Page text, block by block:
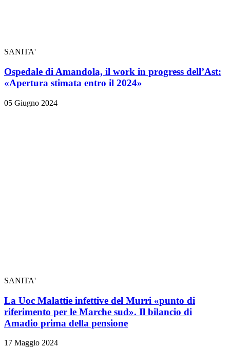
SANITA'
Ospedale di Amandola, il work in progress dell’Ast:
«Apertura stimata entro il 2024»
05 Giugno 2024
SANITA'
La Uoc Malattie infettive del Murri «punto di
riferimento per le Marche sud». Il bilancio di
Amadio prima della pensione
17 Maggio 2024